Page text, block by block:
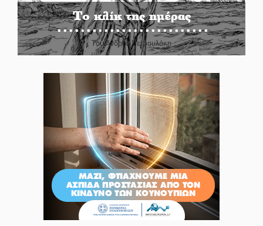
Το κλίκ της ημέρας
Του Ανδρέα Πετρουλάκη